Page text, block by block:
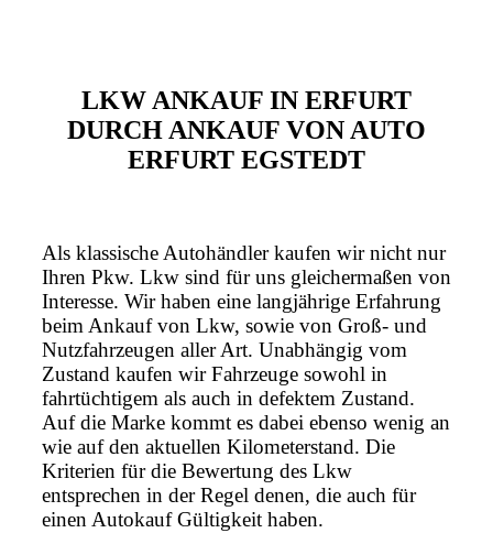
LKW ANKAUF IN ERFURT
DURCH ANKAUF VON AUTO
ERFURT EGSTEDT
Als klassische Autohändler kaufen wir nicht nur
Ihren Pkw. Lkw sind für uns gleichermaßen von
Interesse. Wir haben eine langjährige Erfahrung
beim Ankauf von Lkw, sowie von Groß- und
Nutzfahrzeugen aller Art. Unabhängig vom
Zustand kaufen wir Fahrzeuge sowohl in
fahrtüchtigem als auch in defektem Zustand.
Auf die Marke kommt es dabei ebenso wenig an
wie auf den aktuellen Kilometerstand. Die
Kriterien für die Bewertung des Lkw
entsprechen in der Regel denen, die auch für
einen Autokauf Gültigkeit haben.